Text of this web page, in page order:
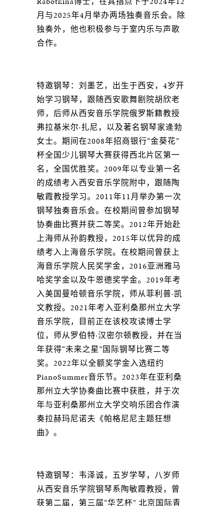
月与2025年4月举办两场独奏音乐会。除
独奏外，他也积极参与于室内乐与声歌
合作。
特邀钢琴：刘墨艺，出生于西安，4岁开
始学习钢琴，跟随西安歌舞剧院胡欣老
师，后师从西安音乐学院俄罗斯籍教授
弗拉基米尔·扎尼，以及著名钢琴家逄勃
女士。期间在2008年招商银行“金葵花”
杯全国少儿钢琴大赛获得西北片区第一
名，全国优胜奖。2009年以专业第一名
的成绩考入西安音乐学院附中，跟随陶
敏霞教授学习。2011年11月举办第一次
钢琴独奏音乐会。在校期间曾参加钢琴
协奏曲比赛并获二等奖。2012年开始赴
上海师从孙韵教授，2015年以优异的成
绩考入上海音乐学院。在校期间曾获上
海音乐学院人民奖学金，2016亚洲雅马
哈奖学金以及牛恩德奖学金。2019年考
入美国曼哈顿音乐学院，师从菲利普·凯
文教授。2021年考入亚利桑那州立大学
音乐学院，目前正在该校攻读博士学
位，师从罗伯特·汉密尔顿教授，并在当
年获得“未来之星”国际钢琴比赛二等
奖。2022年以全额奖学金入选纽约
PianoSummer音乐节。2023年在亚利桑
那州立大学协奏曲比赛中获胜，并于次
年与亚利桑那州立大学交响乐团合作演
奏拉赫玛尼诺夫《帕格尼尼主题狂想
曲》。
特邀钢琴：韦泽诚，五岁学琴，八岁师
从西安音乐学院钢琴系陶敏霞教授，曾
获第二届，第三届“华艺杯” 北京国际青